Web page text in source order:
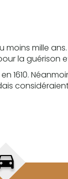
mille
la guérison